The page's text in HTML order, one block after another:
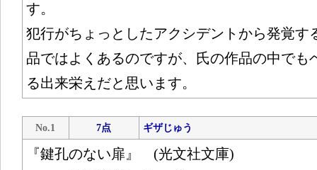
す。
犯行がちょっとしたアクシデントから発覚す
品ではよくあるのですが、氏の作品の中でも
る出来栄えだと思います。
No.1 7点 ギザじゅう
『鍵孔のない扉』 (光文社文庫)